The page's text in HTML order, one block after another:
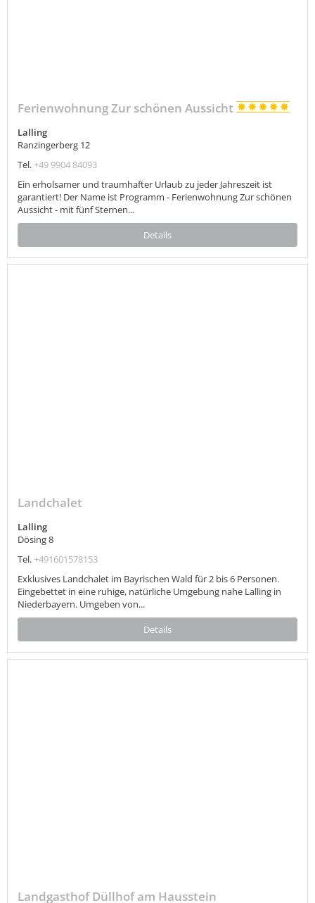
Ferienwohnung Zur schönen Aussicht
Lalling
Ranzingerberg 12
Tel.+49 9904 84093
Ein erholsamer und traumhafter Urlaub zu jeder Jahreszeit ist
garantiert! Der Name ist Programm - Ferienwohnung Zur schönen
Aussicht - mit fünf Sternen...
Details
Landchalet
Lalling
Dösing 8
Tel.+491601578153
Exklusives Landchalet im Bayrischen Wald für 2 bis 6 Personen.
Eingebettet in eine ruhige, natürliche Umgebung nahe Lalling in
Niederbayern. Umgeben von...
Details
Landgasthof Düllhof am Hausstein